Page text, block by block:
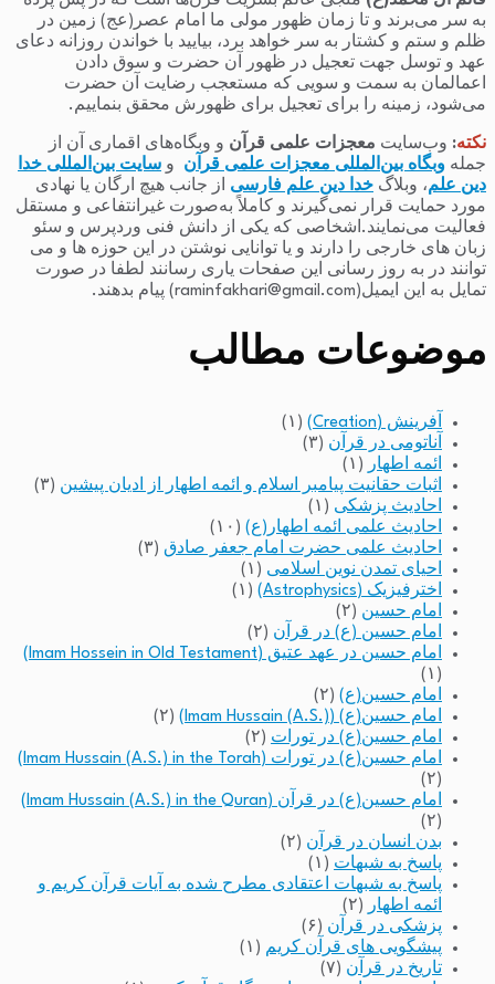
به سر می‌برند و تا زمان ظهور مولی ما امام عصر(عج) زمین در
ظلم و ستم و کشتار به سر خواهد برد، بیایید با خواندن روزانه دعای
عهد و توسل جهت تعجیل در ظهور آن حضرت و سوق دادن
اعمالمان به سمت و سویی که مستعجب رضایت آن حضرت
می‌شود، زمینه را برای تعجیل برای ظهورش محقق بنماییم.
نکته: وب‌سایت معجزات علمی قرآن و وبگاه‌های اقماری آن از
جمله وبگاه بین‌المللی معجزات علمی قرآن و سایت بین‌المللی خدا
دین علم، وبلاگ خدا دین علم فارسی از جانب هیچ ارگان یا نهادی
مورد حمایت قرار نمی‌گیرند و کاملاً به‌صورت غیرانتفاعی و مستقل
فعالیت می‌نمایند.اشخاصی که یکی از دانش فنی وردپرس و سئو
زبان های خارجی را دارند و یا توانایی نوشتن در این حوزه ها و می
توانند در به روز رسانی این صفحات یاری رسانند لطفا در صورت
تمایل به این ایمیل(raminfakhari@gmail.com) پیام بدهند.
موضوعات مطالب
آفرینش (Creation)
(۱)
آناتومی در قرآن (۳)
ائمه اطهار
(۱)
اثبات حقانیت پیامبر اسلام و ائمه اطهار از ادیان پیشین (۳)
احادیث پزشکی (۱)
احادیث علمی ائمه اطهار(ع) (۱۰)
احادیث علمی حضرت امام جعفر صادق (۳)
احیای تمدن نوین اسلامی (۱)
اخترفیزیک (Astrophysics)
(۱)
امام حسین (۲)
امام حسین (ع) در قرآن (۲)
امام حسین در عهد عتیق (Imam Hossein in Old Testament)
(۱)
امام حسین(ع) (۲)
امام حسین(ع) (Imam Hussain (A.S.))
(۲)
امام حسین(ع) در تورات (۲)
امام حسین(ع) در تورات (Imam Hussain (A.S.) in the Torah)
(۲)
امام حسین(ع) در قرآن (Imam Hussain (A.S.) in the Quran)
(۲)
بدن انسان در قرآن (۲)
پاسخ به شبهات (۱)
پاسخ به شبهات اعتقادی مطرح شده به آیات قرآن کریم و
ائمه اطهار
(۲)
پزشکی در قرآن (۶)
پیشگویی های قرآن کریم (۱)
تاریخ در قرآن (۷)